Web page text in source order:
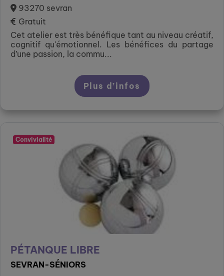
93270 sevran
Gratuit
Cet atelier est très bénéfique tant au niveau créatif,
cognitif qu'émotionnel. Les bénéfices du partage
d’une passion, la commu...
Plus d’infos
Convivialité
PÉTANQUE LIBRE
SEVRAN-SÉNIORS